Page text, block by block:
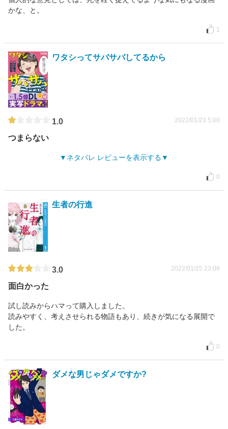
かな、と。
1
ワタシってサバサバしてるから
1.0 2022/01/23 5:00
つまらない
ネタバレ レビューを表示する
0
生者の行進
3.0 2022/01/25 23:09
面白かった
試し読みからハマって購入しました。
読みやすく、考えさせられる物語もあり、続きが気になる展開で
した。
0
ダメな男じゃダメですか?